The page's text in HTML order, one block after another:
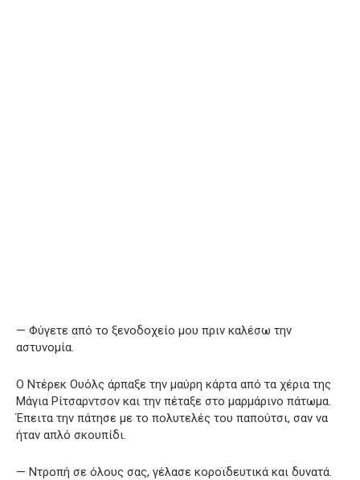
— Φύγετε από το ξενοδοχείο μου πριν καλέσω την
αστυνομία.
Ο Ντέρεκ Ουόλς άρπαξε την μαύρη κάρτα από τα χέρια της
Μάγια Ρίτσαρντσον και την πέταξε στο μαρμάρινο πάτωμα.
Έπειτα την πάτησε με το πολυτελές του παπούτσι, σαν να
ήταν απλό σκουπίδι.
— Ντροπή σε όλους σας, γέλασε κοροϊδευτικά και δυνατά.